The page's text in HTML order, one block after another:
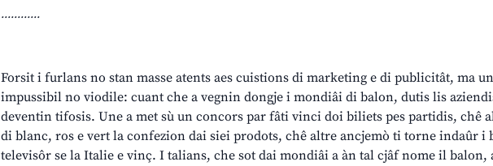
............
Forsit i furlans no stan masse atents aes cuistions di marketing e di publicitât, ma
impussibil no viodile: cuant che a vegnin dongje i mondiâi di balon, dutis lis
deventin tifosis. Une a met sù un concors par fâti vinci doi biliets pes partidis, chê
di blanc, ros e vert la confezion dai siei prodots, chê altre ancjemò ti torne indaûr i
televisôr se la Italie e vinç. I talians, che sot dai mondiâi a àn tal cjâf nome il balon,